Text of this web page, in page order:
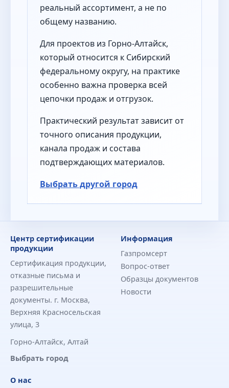
реальный ассортимент, а не по
общему названию.
Для проектов из Горно-Алтайск,
который относится к Сибирский
федеральному округу, на практике
особенно важна проверка всей
цепочки продаж и отгрузок.
Практический результат зависит от
точного описания продукции,
канала продаж и состава
подтверждающих материалов.
Выбрать другой город
Центр сертификации
продукции
Сертификация продукции,
отказные письма и
разрешительные
документы. г. Москва,
Верхняя Красносельская
улица, 3
Горно-Алтайск, Алтай
Выбрать город
Информация
Газпромсерт
Вопрос-ответ
Образцы документов
Новости
О нас